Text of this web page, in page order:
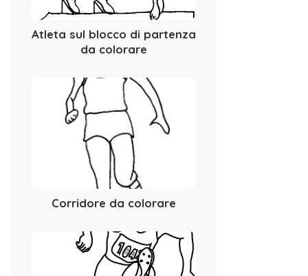
Atleta sul blocco di partenza
da colorare
Corridore da colorare